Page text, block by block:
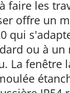
faire les
offre un
qui
ou à un
La fenêtre